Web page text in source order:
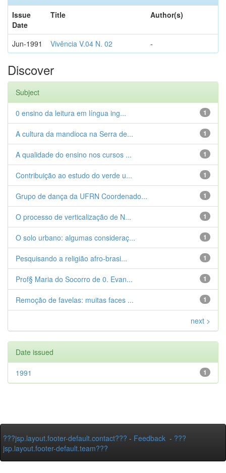
Issue
Date
Title Author(s)
Jun-1991 Vivência V.04 N. 02 -
Discover
Subject
1
0 ensino da leitura em língua ing...
1
A cultura da mandioca na Serra de...
1
A qualidade do ensino nos cursos ...
1
Contribuição ao estudo do verde u...
1
Grupo de dança da UFRN Coordenado...
1
O processo de verticalização de N...
1
O solo urbano: algumas consideraç...
1
Pesquisando a religião afro-brasi...
1
Prof§ Maria do Socorro de 0. Evan...
1
Remoção de favelas: muitas faces ...
next >
Date issued
1
1991
???jsp.layout.footer-default.contact??? - Feedback - ???
jsp.layout.footer-default.team???